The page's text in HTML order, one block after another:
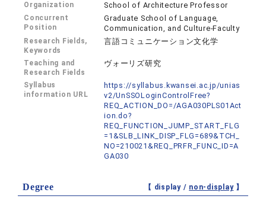
Organization School of Architecture Professor
Concurrent
Position
Graduate School of Language,
Communication, and Culture-Faculty
Research Fields,
Keywords
言語コミュニケーション文化学
Teaching and
Research Fields
ヴォーリズ研究
Syllabus
information URL
https://syllabus.kwansei.ac.jp/unias
v2/UnSSOLoginControlFree?
REQ_ACTION_DO=/AGA030PLS01Act
ion.do?
REQ_FUNCTION_JUMP_START_FLG
=1&SLB_LINK_DISP_FLG=689&TCH_
NO=210021&REQ_PRFR_FUNC_ID=A
GA030
Degree 【 display / non-display】